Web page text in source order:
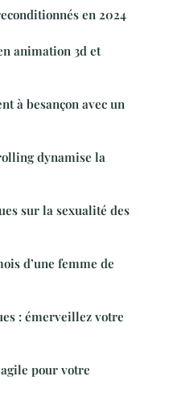
en 2024
animation 3d et
à besançon avec un
dynamise la
sur la sexualité des
d’une femme de
: émerveillez votre
pour votre